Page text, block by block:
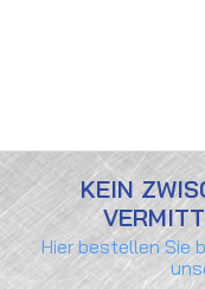
KEIN
Hier bestellen Sie